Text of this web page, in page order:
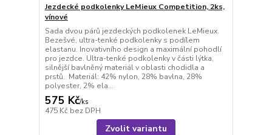
Jezdecké podkolenky LeMieux Competition, 2ks,
vínové
Sada dvou párů jezdeckých podkolenek LeMieux.
Bezešvé, ultra-tenké podkolenky s podílem
elastanu. Inovativního design a maximální pohodlí
pro jezdce. Ultra-tenké podkolenky v části lýtka,
silnější bavlněný materiál v oblasti chodidla a
prstů. Materiál: 42% nylon, 28% bavlna, 28%
polyester, 2% ela...
575 Kč/ks
475 Kč bez DPH
Zvolit variantu